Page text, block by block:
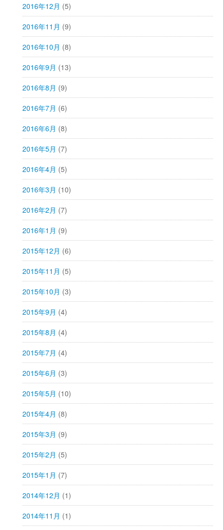
2016年12月 (5)
2016年11月 (9)
2016年10月 (8)
2016年9月 (13)
2016年8月 (9)
2016年7月 (6)
2016年6月 (8)
2016年5月 (7)
2016年4月 (5)
2016年3月 (10)
2016年2月 (7)
2016年1月 (9)
2015年12月 (6)
2015年11月 (5)
2015年10月 (3)
2015年9月 (4)
2015年8月 (4)
2015年7月 (4)
2015年6月 (3)
2015年5月 (10)
2015年4月 (8)
2015年3月 (9)
2015年2月 (5)
2015年1月 (7)
2014年12月 (1)
2014年11月 (1)